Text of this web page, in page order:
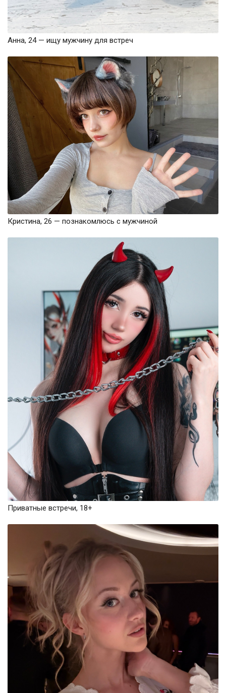
Анна, 24 — ищу мужчину для встреч
Кристина, 26 — познакомлюсь с мужчиной
Приватные встречи, 18+